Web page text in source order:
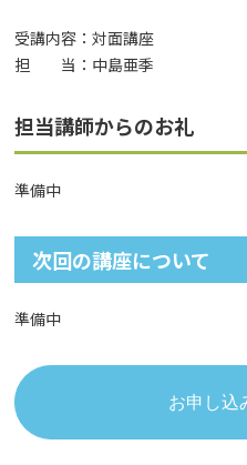
受講内容：対面講座
担 当：中島亜季
担当講師からのお礼
準備中
次回の講座について
準備中
お申し込